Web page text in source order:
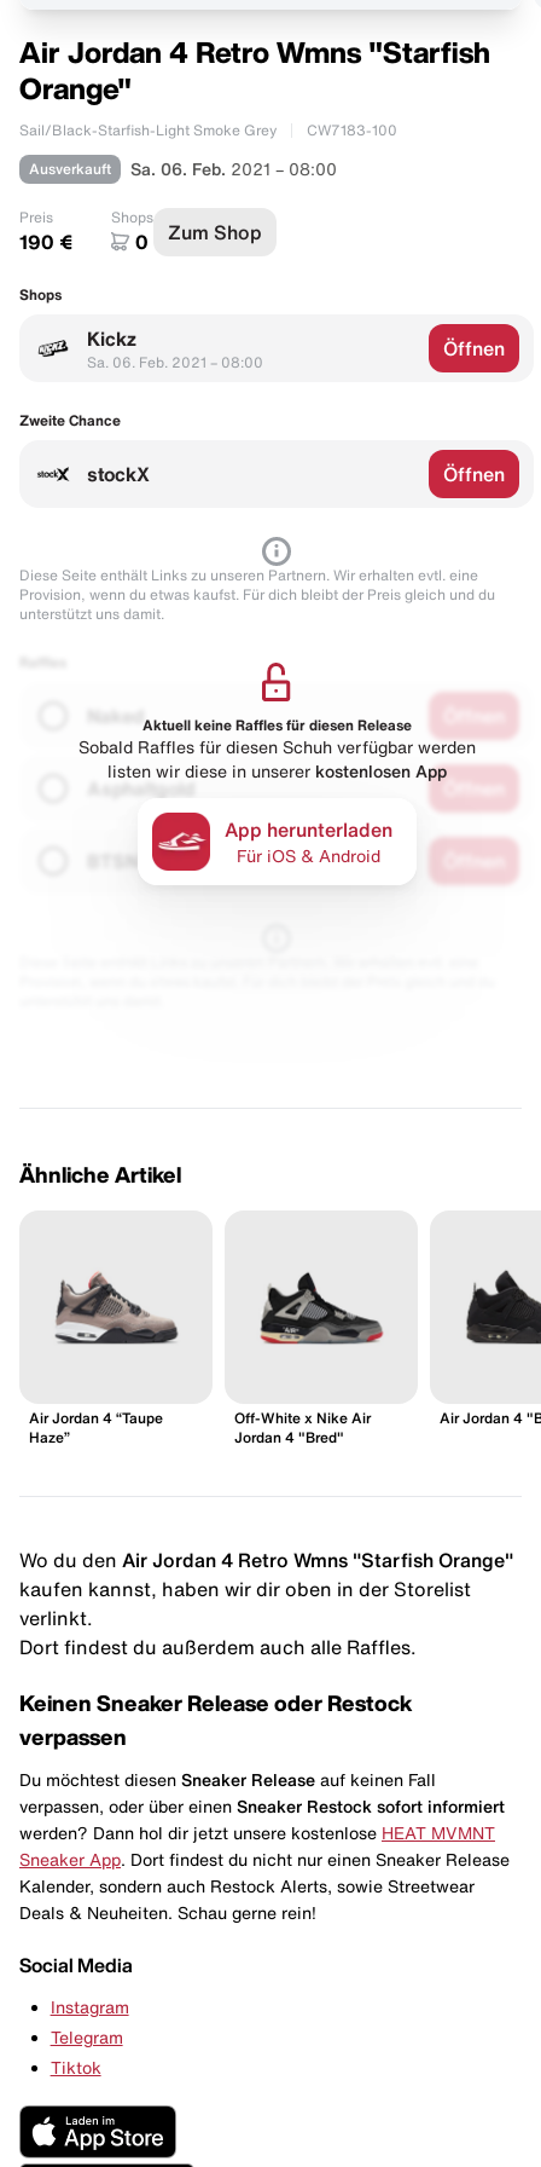
Air Jordan 4 Retro Wmns "Starfish
Orange"
Sail/Black-Starfish-Light Smoke Grey CW7183-100
Ausverkauft Sa. 06. Feb. 2021 – 08:00
Preis
190 €
Shops
0 Zum Shop
Shops
Kickz
Sa. 06. Feb. 2021 – 08:00
Öffnen
Zweite Chance
stockX Öffnen
Diese Seite enthält Links zu unseren Partnern. Wir erhalten evtl. eine
Provision, wenn du etwas kaufst. Für dich bleibt der Preis gleich und du
unterstützt uns damit.
Naked
Asphaltgold
Aktuell keine Raffles für diesen Release
Sobald Raffles für diesen Schuh verfügbar werden
listen wir diese in unserer kostenlosen App
App herunterladen
Für iOS & Android
Ähnliche Artikel
Air Jordan 4 “Taupe
Haze”
Off-White x Nike Air
Jordan 4 "Bred"
Air Jordan 4
Wo du den Air Jordan 4 Retro Wmns "Starfish Orange"
kaufen kannst, haben wir dir oben in der Storelist
verlinkt.
Dort findest du außerdem auch alle Raffles.
Keinen Sneaker Release oder Restock
verpassen
Du möchtest diesen Sneaker Release auf keinen Fall
verpassen, oder über einen Sneaker Restock sofort informiert
werden? Dann hol dir jetzt unsere kostenlose HEAT MVMNT
Sneaker App . Dort findest du nicht nur einen Sneaker Release
Kalender, sondern auch Restock Alerts, sowie Streetwear
Deals & Neuheiten. Schau gerne rein!
Social Media
Instagram
Telegram
Tiktok